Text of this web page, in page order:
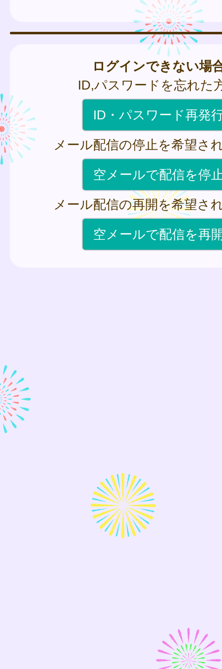
ログインできない場
ID,パスワードを忘れた
ID・パスワード再発
メール配信の停止を希望さ
空メールで配信を停
メール配信の再開を希望さ
空メールで配信を再